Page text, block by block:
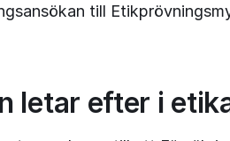
till
letar efter i